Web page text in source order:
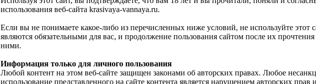
использования веб-сайта krasivaya-vannaya.ru.
Если вы не понимаете какое-либо из перечисленных ниже условий, не используйте этот
являются обязательными для вас, и продолжение пользования сайтом после их прочтения
ними.
Информация только для личного пользования
Любой контент на этом веб-сайте защищен законами об авторских правах. Любое
использование представленного на сайте контента является нарушением авторских прав